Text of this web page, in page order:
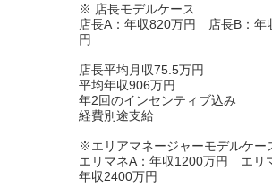
※ 店長モデルケース
店長A：年収820万円 店長B：年
円
店長平均月収75.5万円
平均年収906万円
年2回のインセンティブ込み
経費別途支給
※エリアマネージャーモデルケー
エリマネA：年収1200万円 エリ
年収2400万円